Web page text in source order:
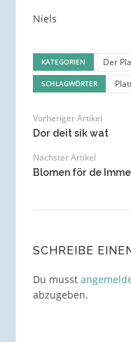
Niels
KATEGORIEN Der
SCHLAGWÖRTER
Vorheriger Artikel
Dor deit sik wat
Nächster Artikel
Blomen för de
SCHREIBE
Du musst
abzugeben.